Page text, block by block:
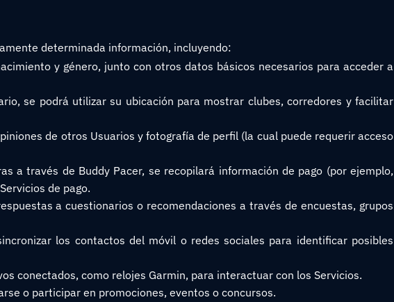
determinada información, incluyendo:
y género, junto con otros datos básicos necesarios para acceder a
se podrá utilizar su ubicación para mostrar clubes, corredores y facilitar
de otros Usuarios y fotografía de perfil (la cual puede requerir acceso
a través de Buddy Pacer, se recopilará información de pago (por ejemplo,
de pago.
a cuestionarios o recomendaciones a través de encuestas, grupos
los contactos del móvil o redes sociales para identificar posibles
conectados, como relojes Garmin, para interactuar con los Servicios.
o participar en promociones, eventos o concursos.